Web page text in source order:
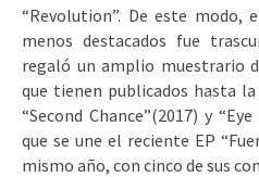
“Revolution”. De este
menos destacados fue
regaló un amplio muestrario
que tienen publicados hasta
“Second Chance”(2017) y
que se une el reciente EP
mismo año, con cinco de sus